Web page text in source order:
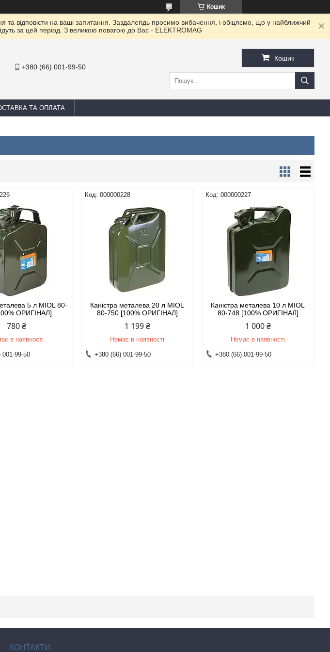
Кошик
відповісти на ваші запитання. Заздалегідь просимо вибачення, і обіцяємо, що у найближчий
за цей період. З великою повагою до Ваc - ELEKTROMAG
+380 (66) 001-99-50
Кошик
ТА ОПЛАТА
5 л MIOL 80-
ОРИГІНАЛ]
780 ₴
в наявності
001-99-50
000000228
Каністра металева 20 л MIOL
80-750 [100% ОРИГІНАЛ]
1 199 ₴
Немає в наявності
+380 (66) 001-99-50
000000227
Каністра металева 10 л MIOL
80-748 [100% ОРИГІНАЛ]
1 000 ₴
Немає в наявності
+380 (66) 001-99-50